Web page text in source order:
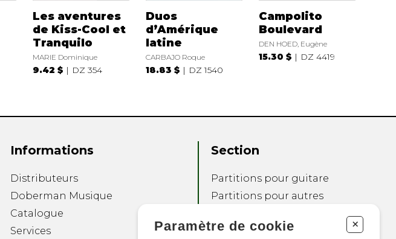
Les aventures
de Kiss-Cool et
Tranquilo
MARIE Dominique
9.42 $ DZ 354
Duos
d’Amérique
latine
CARBAJO Roque
18.83 $ DZ 1540
Campolito
Boulevard
DEN HOED, Eugène
15.30 $ DZ 4419
Informations
Distributeurs
Doberman Musique
Catalogue
Services
Section
Partitions pour guitare
Partitions pour autres
Partitions pour
Paramètre de cookie +